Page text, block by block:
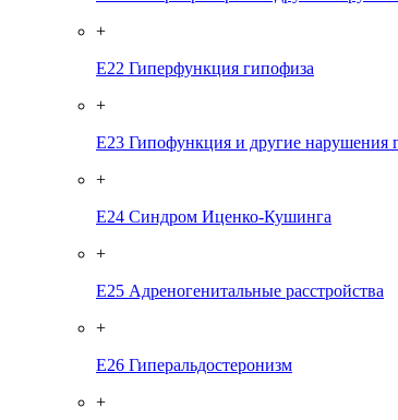
+
E22 Гиперфункция гипофиза
+
E23 Гипофункция и другие нарушения
+
E24 Синдром Иценко-Кушинга
+
E25 Адреногенитальные расстройства
+
E26 Гиперальдостеронизм
+